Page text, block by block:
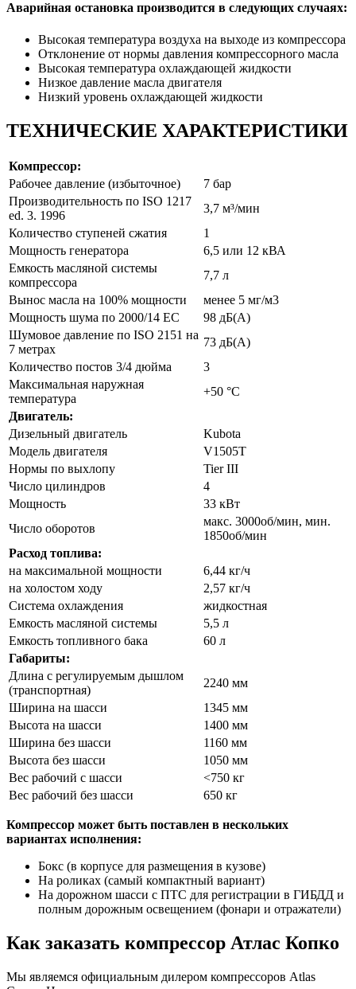
Аварийная остановка производится в следующих случаях:
Высокая температура воздуха на выходе из компрессора
Отклонение от нормы давления компрессорного масла
Высокая температура охлаждающей жидкости
Низкое давление масла двигателя
Низкий уровень охлаждающей жидкости
ТЕХНИЧЕСКИЕ ХАРАКТЕРИСТИКИ
Компрессор:
Рабочее давление (избыточное)
7 бар
Производительность по ISO 1217
ed. 3. 1996
3,7 м³/мин
Количество ступеней сжатия
1
Мощность генератора
6,5 или 12 кВА
Емкость масляной системы
компрессора
7,7 л
Вынос масла на 100% мощности
менее 5 мг/м3
Мощность шума по 2000/14 ЕС
98 дБ(А)
Шумовое давление по ISO 2151 на
7 метрах
73 дБ(А)
Количество постов 3/4 дюйма
3
Максимальная наружная
температура
+50 °С
Двигатель:
Дизельный двигатель
Kubota
Модель двигателя
V1505T
Нормы по выхлопу
Tier III
Число цилиндров
4
Мощность
33 кВт
Число оборотов
макс. 3000об/мин, мин.
1850об/мин
Расход топлива:
на максимальной мощности
6,44 кг/ч
на холостом ходу
2,57 кг/ч
Система охлаждения
жидкостная
Емкость масляной системы
5,5 л
Емкость топливного бака
60 л
Габариты:
Длина с регулируемым дышлом
(транспортная)
2240 мм
Ширина на шасси
1345 мм
Высота на шасси
1400 мм
Ширина без шасси
1160 мм
Высота без шасси
1050 мм
Вес рабочий с шасси
<750 кг
Вес рабочий без шасси
650 кг
Компрессор может быть поставлен в нескольких
вариантах исполнения:
Бокс (в корпусе для размещения в кузове)
На роликах (самый компактный вариант)
На дорожном шасси с ПТС для регистрации в ГИБДД и
полным дорожным освещением (фонари и отражатели)
Как заказать компрессор Атлас Копко
Мы являемся официальным дилером компрессоров Atlas